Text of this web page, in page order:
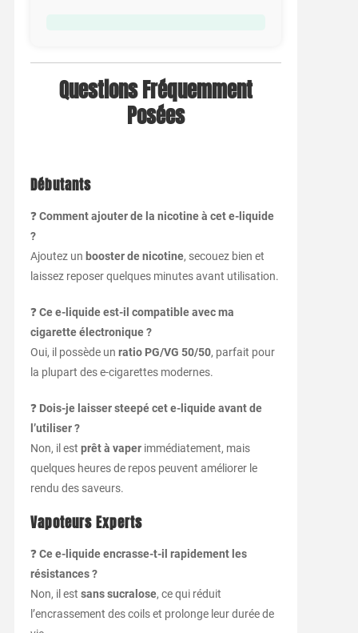
Questions Fréquemment
Posées
Débutants
❓Comment ajouter de la nicotine à cet e-liquide
?
Ajoutez un booster de nicotine, secouez bien et
laissez reposer quelques minutes avant utilisation.
❓Ce e-liquide est-il compatible avec ma
cigarette électronique ?
Oui, il possède un ratio PG/VG 50/50, parfait pour
la plupart des e-cigarettes modernes.
❓ Dois-je laisser steepé cet e-liquide avant de
l’utiliser ?
Non, il est prêt à vaperimmédiatement, mais
quelques heures de repos peuvent améliorer le
rendu des saveurs.
Vapoteurs Experts
❓Ce e-liquide encrasse-t-il rapidement les
résistances ?
Non, il est sans sucralose, ce qui réduit
l’encrassement des coils et prolonge leur durée de